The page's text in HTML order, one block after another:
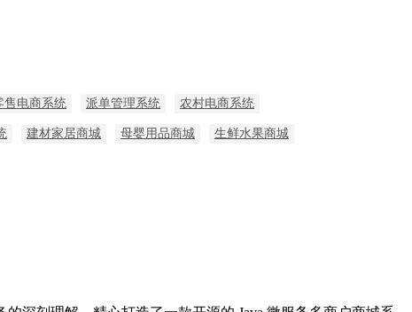
售电商系统 派单管理系统 农村电商系统
建材家居商城 母婴用品商城 生鲜水果商城